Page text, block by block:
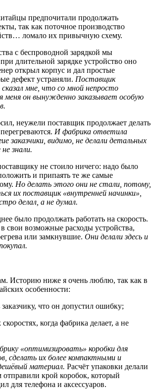
предпочитали продолжать
так как поточное производство
ломало их привычную схему.
с беспроводной зарядкой мы
длительной зарядке устройство оно
открыл корпус и дал простые
дефект устраняли. Поставщик
сказал мне, что со мной непросто
он вынужденно заказывает особую
неужели поставщик продолжает делать
И фабрика ответила
заказчики, видимо, не делали детальных
знали.
не стоило ничего: надо было
и припаять те же самые
Но делать этого они не стали, потому,
их поставщик «внутренней начинки»,
делал, а не думал.
было продолжать работать на скорость.
свои возможные расходы устройства,
или замкнувшие. Они делали здесь и
Историю ниже я очень люблю, так как в
особенности:
заказчику, что он допустил ошибку;
когда фабрика делает, а не
«оптимизировать» коробки для
сделать их более компактными и
материал. Расчёт упаковки делали
отправили крой коробок, который
для телефона и аксессуаров.